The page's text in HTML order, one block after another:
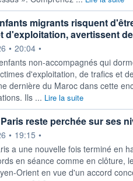
migrants risquent
d'exploitation, avertissent
par
• 20:04 •
non-accompagnés qui
d'exploitation, de trafics et
dernière du Maroc dans cette
Ils ... Lire la suite
reste perchée sur ses
par
• 19:15 •
a une nouvelle fois terminé en
en séance comme en clôture,
Orient en vue d'un accord